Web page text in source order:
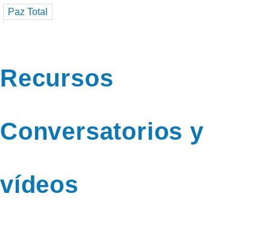
Paz Total
Recursos
Conversatorios y
vídeos